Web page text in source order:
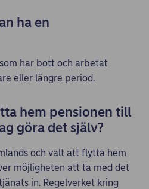
ha en
har bott och arbetat
eller längre period.
hem pensionen till
göra det själv?
och valt att flytta hem
möjligheten att ta med det
in. Regelverket kring